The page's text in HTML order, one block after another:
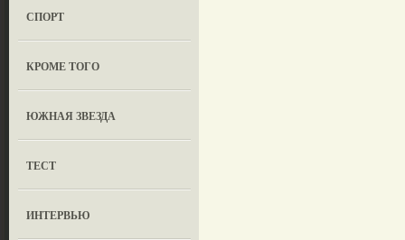
СПОРТ
КРОМЕ ТОГО
ЮЖНАЯ ЗВЕЗДА
ТЕСТ
ИНТЕРВЬЮ